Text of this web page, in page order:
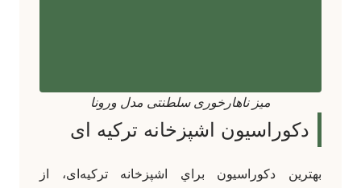
میز ناهارخوری سلطنتی مدل ورونا
دکوراسیون اشپزخانه ترکیه ای
بهترين دکوراسيون براي اشپزخانه ترکیه‌ای، از